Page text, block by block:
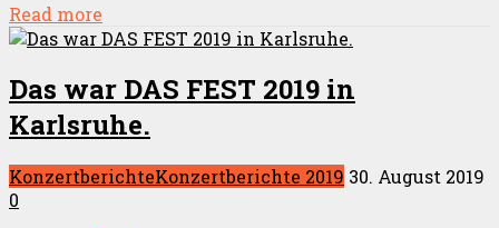
Read more
Das war DAS FEST 2019 in
Karlsruhe.
KonzertberichteKonzertberichte 2019 30. August 2019
0